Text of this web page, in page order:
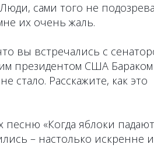
сами того не
их очень жаль.
вы встречались с
президентом США Бараком
стало. Расскажите, как это
песню «Когда яблоки
– настолько искренне и